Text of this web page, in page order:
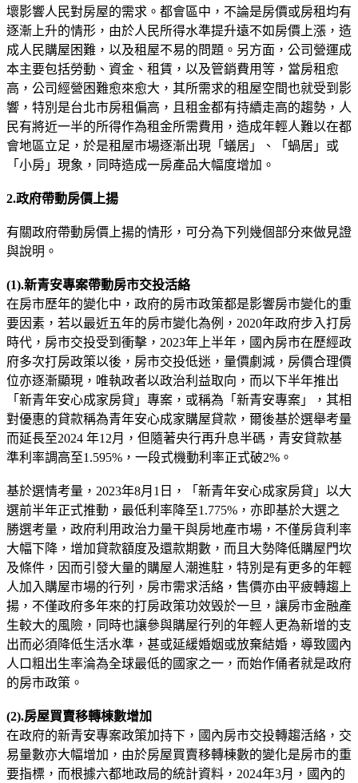
壞影響人民對房屋的需求。都會區中，不論是房價或房租均有
逐漸上升的情形，由於人民所得水準提升遠不如房價上漲，造
成人民購屋困難，以及租屋不易的問題。另方面，公司營運成
本主要包括勞動、資金、租賃，以及管銷費用等，當房租愈
高，公司經營困難愈來愈大，其所需求的租屋空間也就受到影
響，特別是台北市房租偏高，且租金都有持續走高的趨勢，人
民有將近一半的所得作為租金所需費用，造成年輕人難以在都
會地區立足，於是租屋市場逐漸出現「蟻居」、「蝸居」或
「小房」現象，同時造成一房產品大幅度增加。
2.政府帶動房價上揚
有關政府帶動房價上揚的情形，可分為下列幾個部分來做見證
與說明。
(1).新青安專案帶動房市交投活絡
在房市歷年的變化中，政府的房市政策都是影響房市變化的重
要因素，若以最近五年的房市變化為例，2020年政府步入打房
時代，房市交投受到衝擊，2023年上半年，國內房市在歷經政
府多次打房政策以後，房市交投低迷，量價劇減，房價合理價
位亦逐漸顯現，唯執政者以政治利益取向，而以下半年推出
「新青年安心成家房貸」專案，或稱為「新青安專案」，其相
對優惠的貸款稱為青年安心成家購屋貸款，爾後基於選舉考量
而延長至2024 年12月，但隨著央行再升息半碼，青安貸款基
準利率調高至1.595%，一段式機動利率正式破2%。
基於選情考量，2023年8月1日，「新青年安心成家房貸」以大
選前半年正式推動，最低利率降至1.775%，亦即基於大選之
勝選考量，政府利用政治力量干與房地產市場，不僅房貨利率
大幅下降，增加貸款額度及還款期數，而且大勢降低購屋門坎
及條件，因而引發大量的購屋人潮進駐，特別是有更多的年輕
人加入購屋市場的行列，房市需求活絡，售價亦由平疲轉趨上
揚，不僅政府多年來的打房政策功效毁於一旦，讓房市金融產
生較大的風險，同時也讓參與購屋行列的年輕人更為新增的支
出而必須降低生活水準，甚或延緩婚姻或放棄結婚，導致國內
人口粗出生率淪為全球最低的國家之一，而始作俑者就是政府
的房市政策。
(2).房屋買賣移轉棟數增加
在政府的新青安專案政策加持下，國內房市交投轉趨活絡，交
易量數亦大幅增加，由於房屋買賣移轉棟數的變化是房市的重
要指標，而根據六都地政局的統計資料，2024年3月，國內的